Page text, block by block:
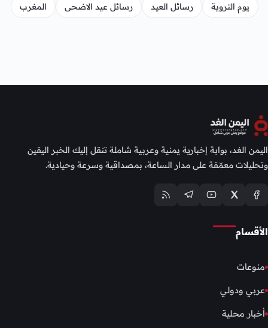
يوم التروية رسائل العيد رسائل عيد الاضحى المغرب
اليمن الغد، بوابة إخبارية يمنية وعربية شاملة تنقل إليك الخبر اليقين
وتحليلات معمّقة على مدار الساعة، بمصداقية وسرعة وحيادية.
الأقسام
منوعات
عربي ودولي
أخبار محلية